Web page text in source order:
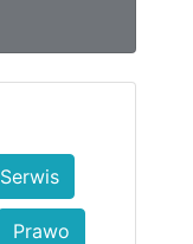
Serwis
Prawo